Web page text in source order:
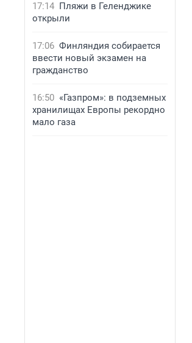
17:14 Пляжи в Геленджике
открыли
17:06 Финляндия собирается
ввести новый экзамен на
гражданство
16:50 «Газпром»: в подземных
хранилищах Европы рекордно
мало газа